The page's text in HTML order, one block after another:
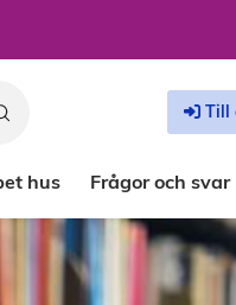
hus Frågor och svar
Till